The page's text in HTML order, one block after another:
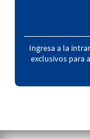
Ingresa a la
exclusivos para